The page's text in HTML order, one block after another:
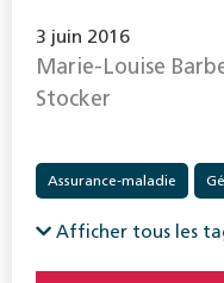
3 juin 2016
Marie-Louise
Stocker
Assurance-maladie
Afficher tous les